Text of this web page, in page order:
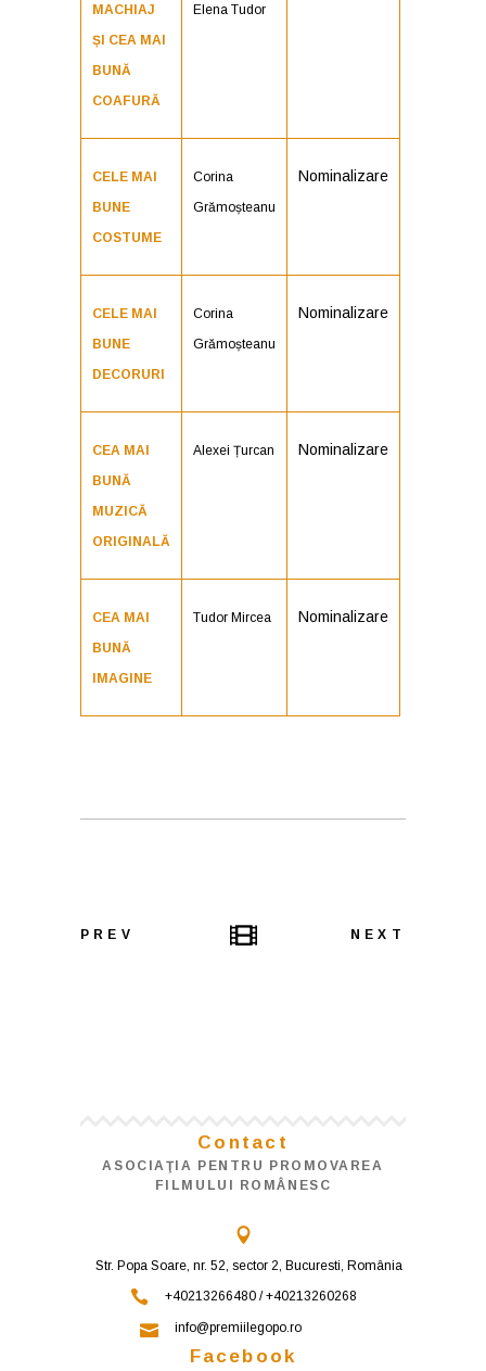
MACHIAJ
ȘI CEA MAI
BUNĂ
COAFURĂ
Elena Tudor
CELE MAI
BUNE
COSTUME
Corina
Grămoșteanu
Nominalizare
CELE MAI
BUNE
DECORURI
Corina
Grămoșteanu
Nominalizare
CEA MAI
BUNĂ
MUZICĂ
ORIGINALĂ
Alexei Țurcan Nominalizare
CEA MAI
BUNĂ
IMAGINE
Tudor Mircea Nominalizare
PREV NEXT
Contact
ASOCIAŢIA PENTRU PROMOVAREA
FILMULUI ROMÂNESC
Str. Popa Soare, nr. 52, sector 2, Bucuresti, România
+40213266480 / +40213260268
info@premiilegopo.ro
Facebook